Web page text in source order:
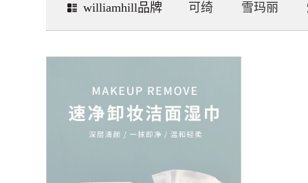
williamhill品牌 可绮 雪玛丽